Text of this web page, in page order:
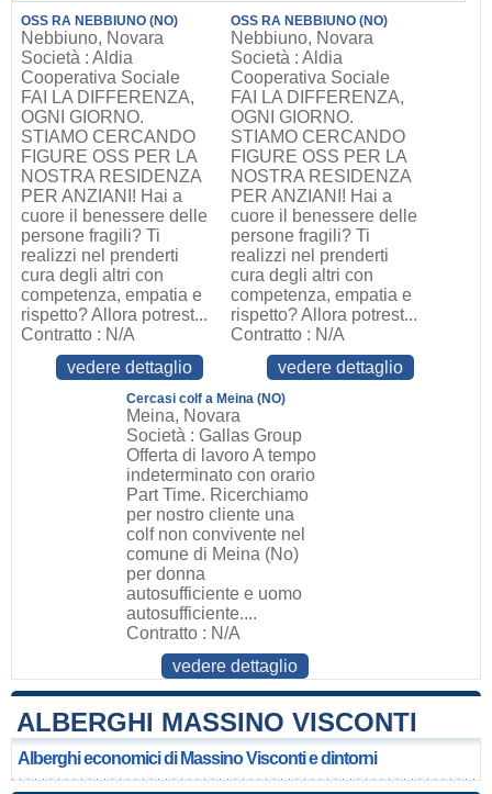
OSS RA NEBBIUNO (NO)
Nebbiuno, Novara
Società : Aldia
Cooperativa Sociale
FAI LA DIFFERENZA,
OGNI GIORNO.
STIAMO CERCANDO
FIGURE OSS PER LA
NOSTRA RESIDENZA
PER ANZIANI! Hai a
cuore il benessere delle
persone fragili? Ti
realizzi nel prenderti
cura degli altri con
competenza, empatia e
rispetto? Allora potrest...
Contratto : N/A
vedere dettaglio
OSS RA NEBBIUNO (NO)
Nebbiuno, Novara
Società : Aldia
Cooperativa Sociale
FAI LA DIFFERENZA,
OGNI GIORNO.
STIAMO CERCANDO
FIGURE OSS PER LA
NOSTRA RESIDENZA
PER ANZIANI! Hai a
cuore il benessere delle
persone fragili? Ti
realizzi nel prenderti
cura degli altri con
competenza, empatia e
rispetto? Allora potrest...
Contratto : N/A
vedere dettaglio
Cercasi colf a Meina (NO)
Meina, Novara
Società : Gallas Group
Offerta di lavoro A tempo
indeterminato con orario
Part Time. Ricerchiamo
per nostro cliente una
colf non convivente nel
comune di Meina (No)
per donna
autosufficiente e uomo
autosufficiente....
Contratto : N/A
vedere dettaglio
ALBERGHI MASSINO VISCONTI
Alberghi economici di Massino Visconti e dintorni